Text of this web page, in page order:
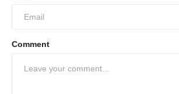
Comment